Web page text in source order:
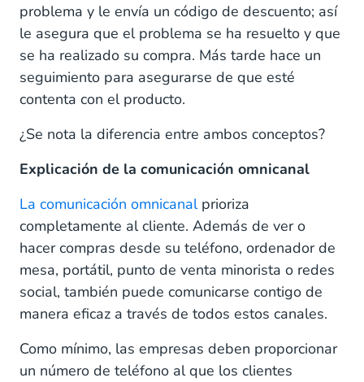
problema y le envía un código de descuento; así
le asegura que el problema se ha resuelto y que
se ha realizado su compra. Más tarde hace un
seguimiento para asegurarse de que esté
contenta con el producto.
¿Se nota la diferencia entre ambos conceptos?
Explicación de la comunicación omnicanal
La comunicación omnicanalprioriza
completamente al cliente. Además de ver o
hacer compras desde su teléfono, ordenador de
mesa, portátil, punto de venta minorista o redes
social, también puede comunicarse contigo de
manera eficaz a través de todos estos canales.
Como mínimo, las empresas deben proporcionar
un número de teléfono al que los clientes